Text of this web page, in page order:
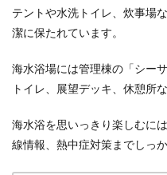
テントや水洗トイレ、炊事場
潔に保たれています​。
海水浴場には管理棟の「シー
トイレ、展望デッキ、休憩所
海水浴を思いっきり楽しむに
線情報、熱中症対策までしっ